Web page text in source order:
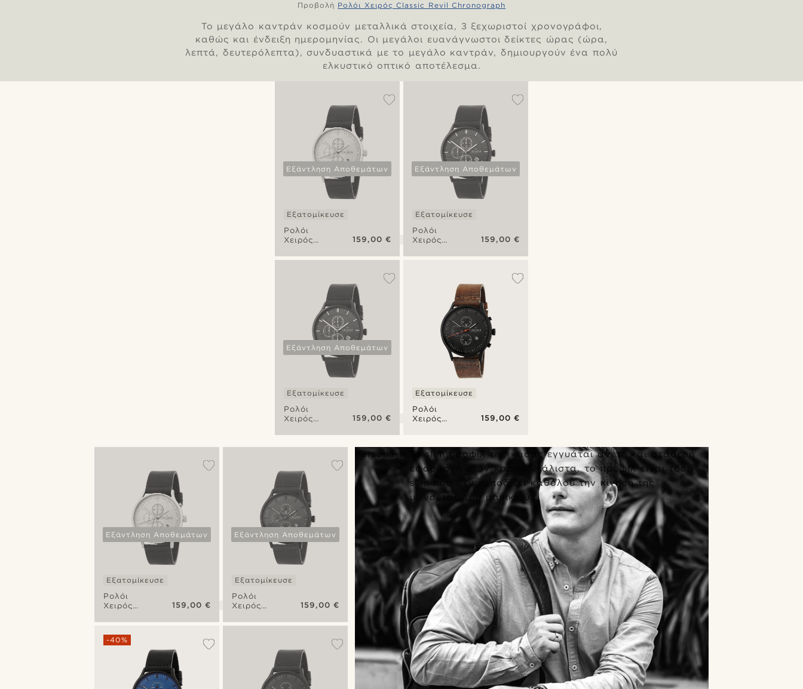
Προβολή Ρολόι Χειρός Classic Revil Chronograph
Το μεγάλο καντράν κοσμούν μεταλλικά στοιχεία, 3 ξεχωριστοί χρονογράφοι,
καθώς και ένδειξη ημερομηνίας. Οι μεγάλοι ευανάγνωστοι δείκτες ώρας (ώρα,
λεπτά, δευτερόλεπτα), συνδυαστικά με το μεγάλο καντράν, δημιουργούν ένα πολύ
ελκυστικό οπτικό αποτέλεσμα.
Εξάντληση Αποθεμάτων
Ρολόι
Χειρός
Revil
Εξατομίκευσε
159,00 €
Εξάντληση Αποθεμάτων
Ρολόι
Χειρός
Revil
Chronograph
Εξατομίκευσε
159,00 €
Εξάντληση Αποθεμάτων
Ρολόι
Χειρός
Revil
Εξατομίκευσε
159,00 €
Ρολόι
Χειρός
Chronograph
Εξατομίκευσε
159,00 €
Persona 1
Το slim προφίλ της κάσας εγγυάται άνετη και σταθερή
εφαρμογή στον καρπό. Μάλιστα, το προφίλ είναι τόσο
slim που δεν εμποδίζει καθόλου την κίνηση της
μανσέτας του μανικιού.
Εξάντληση Αποθεμάτων
Ρολόι
Χειρός
Revil
Chronograph
Εξατομίκευσε
159,00 €
-40%
Εξάντληση Αποθεμάτων
Ρολόι
Χειρός
Revil
Εξατομίκευσε
159,00 €